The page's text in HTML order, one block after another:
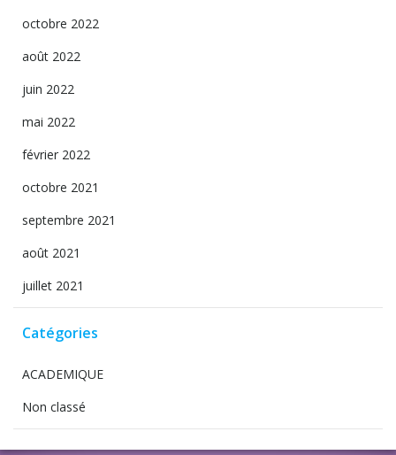
octobre 2022
août 2022
juin 2022
mai 2022
février 2022
octobre 2021
septembre 2021
août 2021
juillet 2021
Catégories
ACADEMIQUE
Non classé